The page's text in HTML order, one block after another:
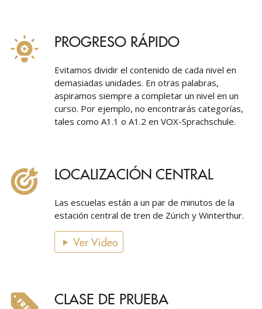
PROGRESO RÁPIDO
Evitamos dividir el contenido de cada nivel en
demasiadas unidades. En otras palabras,
aspiramos siempre a completar un nivel en un
curso. Por ejemplo, no encontrarás categorías,
tales como A1.1 o A1.2 en VOX-Sprachschule.
LOCALIZACIÓN CENTRAL
Las escuelas están a un par de minutos de la
estación central de tren de Zúrich y Winterthur.
Ver Vídeo
CLASE DE PRUEBA